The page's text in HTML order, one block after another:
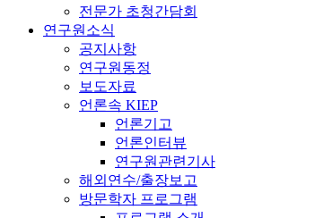
전문가 초청간담회
연구원소식
공지사항
연구원동정
보도자료
언론속 KIEP
언론기고
언론인터뷰
연구원관련기사
해외연수/출장보고
방문학자 프로그램